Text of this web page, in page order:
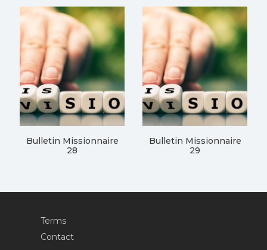
Bulletin Missionnaire
28
Bulletin Missionnaire
29
Terms
Contact